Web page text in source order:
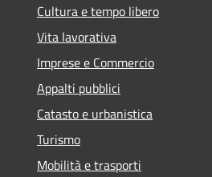
Cultura e tempo libero
Vita lavorativa
Imprese e Commercio
Appalti pubblici
Catasto e urbanistica
Turismo
Mobilità e trasporti